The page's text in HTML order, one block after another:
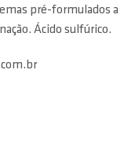
pré-formulados a
Ácido sulfúrico.